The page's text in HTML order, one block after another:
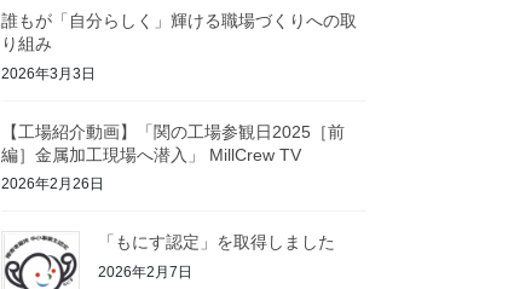
誰もが「自分らしく」輝ける職場づくりへの取
り組み
2026年3月3日
【工場紹介動画】「関の工場参観日2025［前
編］金属加工現場へ潜入」 MillCrew TV
2026年2月26日
「もにす認定」を取得しました
2026年2月7日